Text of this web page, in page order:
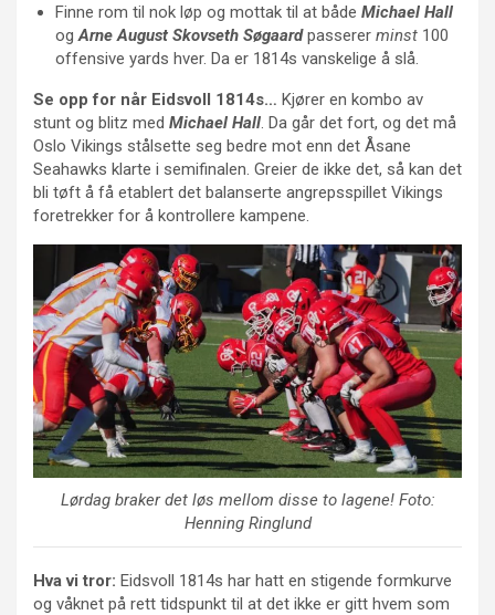
Finne rom til nok løp og mottak til at både Michael Hall
ogArne August Skovseth Søgaardpasserer minst 100
offensive yards hver. Da er 1814s vanskelige å slå.
Se opp for når Eidsvoll 1814s… Kjører en kombo av
stunt og blitz med Michael Hall. Da går det fort, og det må
Oslo Vikings stålsette seg bedre mot enn det Åsane
Seahawks klarte i semifinalen. Greier de ikke det, så kan det
bli tøft å få etablert det balanserte angrepsspillet Vikings
foretrekker for å kontrollere kampene.
Lørdag braker det løs mellom disse to lagene! Foto:
Henning Ringlund
Hva vi tror: Eidsvoll 1814s har hatt en stigende formkurve
og våknet på rett tidspunkt til at det ikke er gitt hvem som